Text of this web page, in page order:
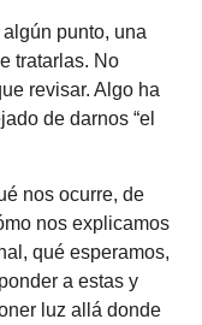
punto, una
tratarlas. No
revisar. Algo ha
de darnos “el
nos ocurre, de
nos explicamos
qué esperamos,
a estas y
luz allá donde